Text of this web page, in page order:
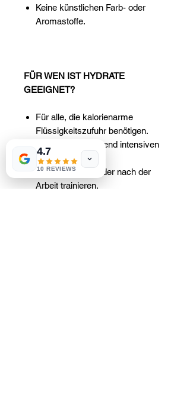
Keine künstlichen Farb- oder
Aromastoffe.
FÜR WEN IST HYDRATE
GEEIGNET?
Für alle, die kalorienarme
Flüssigkeitszufuhr benötigen.
Für Sportler während intensiven
Trainings.
Für alle, die vor oder nach der
Arbeit trainieren.
4.7
10 REVIEWS